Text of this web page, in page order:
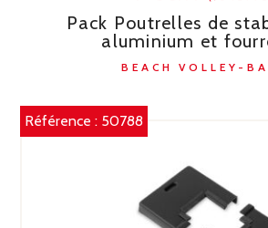
Pack Poutrelles de
aluminium et
BEACH VOLLEY-
Référence : 50788